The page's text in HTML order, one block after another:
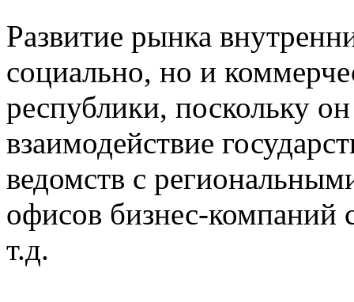
Развитие рынка
социально, но и
республики, поскольку
взаимодействие
ведомств с
офисов бизнес-компаний
т.д.